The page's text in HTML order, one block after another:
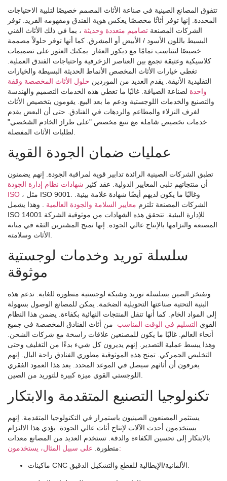
تتفوق المصانع الصينية في صناعة الأثاث المصمم خصيصًا لتلبية الاحتياجات
المحددة. إنها توفر أثاثًا مخصصًا يعكس هوية الفندق ومفهومه الفريد. توفر
الشركات المصنعة تصاميم متعددة وحديثة ، بما في ذلك الأثاث الفني
البسيط باللون الأسود / الأبيض أو المشرق. كما أنها توفر حلولاً مصممة
خصيصًا لتتناسب تمامًا مع ديكور العقار. يمكنك العثور على تصميمات
كلاسيكية وعتيقة تجمع بين العناصر الزخرفية واحتياجات الفندق العملية.
تغطي خيارات الأثاث المخصص الأنماط الحديثة البسيطة والخيارات
التقليدية الأنيقة. يقدم العديد من الموردين حلول الأثاث المخصصة وقفة
واحدة لصناعة الضيافة. غالبًا ما تغطي هذه الخدمات التصميم والهندسة
والتصنيع والخدمات اللوجستية ودعم ما بعد البيع. يقومون بتخصيص الأثاث
لغرف النزلاء والمطاعم والردهات في الفنادق. حتى أن البعض يقدم
خدمات تخصيص شاملة مع تتبع مخصص "على طراز الخادم الشخصي"
عمليات ضمان الجودة القوية
تطبق الشركات الصينية الرائدة تدابير قوية لمراقبة الجودة. إنهم يضمنون
أن منتجاتهم تلبي المعايير الدولية. عقد كثير شهادات نظام إدارة الجودة
ISO ، مثل ISO 9001. وغالبًا ما يكون لديهم أيضًا شهادة علامة بيئية.
الشركات المصنعة تلتزم معايير السلامة والجودة العالمية
. وهذا يشمل
ISO 14001 للإدارة البيئية. تتحقق هذه الشهادات من موثوقية الشركة
المصنعة والتزامها بالإنتاج عالي الجودة. إنها تمنح المشترين الثقة في متانة
سلسلة توريد وخدمات لوجستية
موثوقة
وتفتخر الصين بسلسلة توريد وشبكة لوجستية متطورة للغاية. تدعم هذه
البنية التحتية صناعتها التحويلية الضخمة. يمكن للمصانع الوصول بسهولة
إلى المواد الخام. كما أنها تنقل المنتجات النهائية بكفاءة. يضمن هذا النظام
القوي التسليم في الوقت المناسب
من أثاث الفنادق المخصصة في جميع
أنحاء العالم. غالبًا ما يكون للمصنعين علاقات راسخة مع شركات الشحن.
وهذا يبسط عملية التصدير. إنهم يديرون كل شيء بدءًا من التغليف وحتى
التخليص الجمركي. تمنح هذه الموثوقية مطوري الفنادق راحة البال. إنهم
يعرفون أن أثاثهم سيصل في الموعد المحدد. يعد هذا العمود الفقري
اللوجستي القوي ميزة كبيرة للتوريد من الصين.
تكنولوجيا التصنيع المتقدمة والابتكار
يستثمر المصنعون الصينيون باستمرار في التكنولوجيا المتقدمة. إنهم
يستخدمون أحدث الآلات لإنتاج أثاث عالي الجودة. يؤدي هذا الالتزام
بالابتكار إلى تحسين الكفاءة والدقة. تستخدم العديد من المصانع معدات
متطورة.على سبيل المثال، يستخدمون: